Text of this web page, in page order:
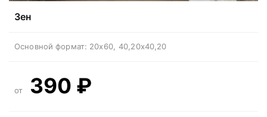
Зен
Основной формат: 20x60 40,20x40,20
от 390 ₽